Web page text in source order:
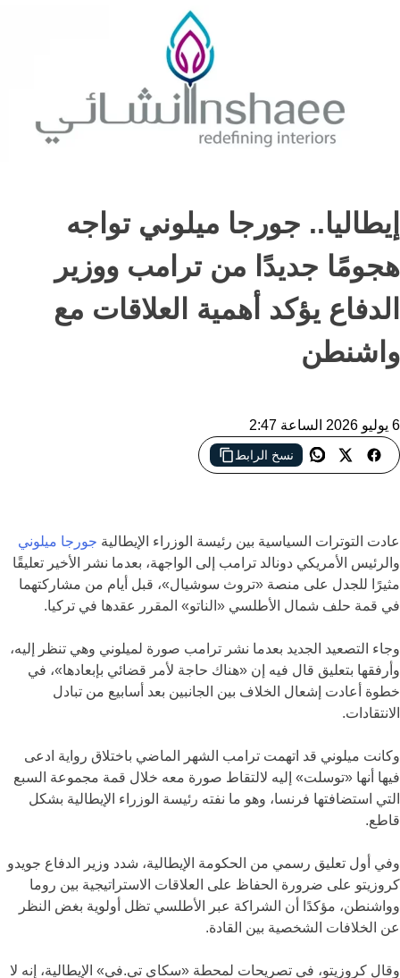
إيطاليا.. جورجا ميلوني تواجه
هجومًا جديدًا من ترامب ووزير
الدفاع يؤكد أهمية العلاقات مع
واشنطن
6 يوليو 2026 الساعة 2:47
نسخ الرابط
توتر جديد بين دونالد ترامب وجورجا ميلوني يثير جدلًا سياسيًا قبل قمة
عادت التوترات السياسية بين رئيسة الوزراء الإيطالية جورجا ميلوني
والرئيس الأمريكي دونالد ترامب إلى الواجهة، بعدما نشر الأخير تعليقًا
مثيرًا للجدل على منصة «تروث سوشيال»، قبل أيام من مشاركتهما
في قمة حلف شمال الأطلسي «الناتو» المقرر عقدها في تركيا.
وجاء التصعيد الجديد بعدما نشر ترامب صورة لميلوني وهي تنظر إليه،
وأرفقها بتعليق قال فيه إن «هناك حاجة لأمر قضائي بإبعادها»، في
خطوة أعادت إشعال الخلاف بين الجانبين بعد أسابيع من تبادل
الانتقادات.
وكانت ميلوني قد اتهمت ترامب الشهر الماضي باختلاق رواية ادعى
فيها أنها «توسلت» إليه لالتقاط صورة معه خلال قمة مجموعة السبع
التي استضافتها فرنسا، وهو ما نفته رئيسة الوزراء الإيطالية بشكل
قاطع.
وفي أول تعليق رسمي من الحكومة الإيطالية، شدد وزير الدفاع جويدو
كروزيتو على ضرورة الحفاظ على العلاقات الاستراتيجية بين روما
وواشنطن، مؤكدًا أن الشراكة عبر الأطلسي تظل أولوية بغض النظر
عن الخلافات الشخصية بين القادة.
وقال كروزيتو، في تصريحات لمحطة «سكاي تي.في» الإيطالية، إنه لا